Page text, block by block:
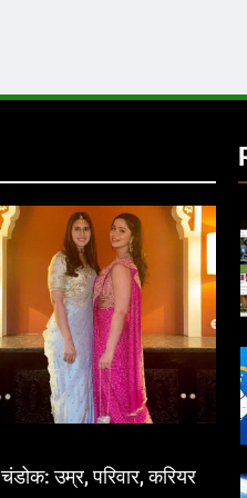
उम्र, परिवार, करियर